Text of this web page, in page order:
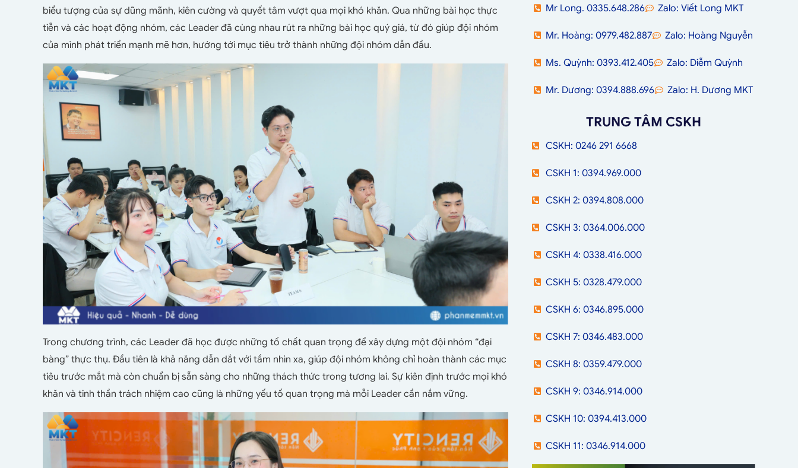
biểu tượng của sự dũng mãnh, kiên cường và quyết tâm vượt qua mọi khó khăn. Qua những bài học thực
tiễn và các hoạt động nhóm, các Leader đã cùng nhau rút ra những bài học quý giá, từ đó giúp đội nhóm
của mình phát triển mạnh mẽ hơn, hướng tới mục tiêu trở thành những đội nhóm dẫn đầu.
Trong chương trình, các Leader đã học được những tố chất quan trọng để xây dựng một đội nhóm “đại
bàng” thực thụ. Đầu tiên là khả năng dẫn dắt với tầm nhìn xa, giúp đội nhóm không chỉ hoàn thành các mục
tiêu trước mắt mà còn chuẩn bị sẵn sàng cho những thách thức trong tương lai. Sự kiên định trước mọi khó
khăn và tinh thần trách nhiệm cao cũng là những yếu tố quan trọng mà mỗi Leader cần nắm vững.
Mr Long. 0335.648.286 Zalo: Viết Long MKT
Mr. Hoàng: 0979.482.887 Zalo: Hoàng Nguyễn
Ms. Quỳnh: 0393.412.405 Zalo: Diễm Quỳnh
Mr. Dương: 0394.888.696 Zalo: H. Dương MKT
TRUNG TÂM CSKH
CSKH: 0246 291 6668
CSKH 1: 0394.969.000
CSKH 2: 0394.808.000
CSKH 3: 0364.006.000
CSKH 4: 0338.416.000
CSKH 5: 0328.479.000
CSKH 6: 0346.895.000
CSKH 7: 0346.483.000
CSKH 8: 0359.479.000
CSKH 9: 0346.914.000
CSKH 10: 0394.413.000
CSKH 11: 0346.914.000